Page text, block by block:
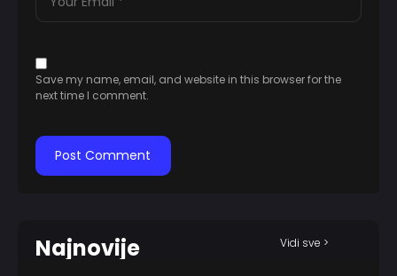
Save my name, email, and website in this browser for the
next time I comment.
Najnovije Vidi sve >